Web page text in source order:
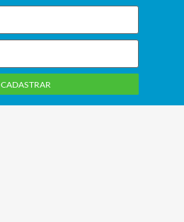
CADASTRAR